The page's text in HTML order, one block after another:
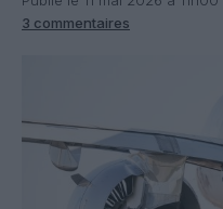
3 commentaires